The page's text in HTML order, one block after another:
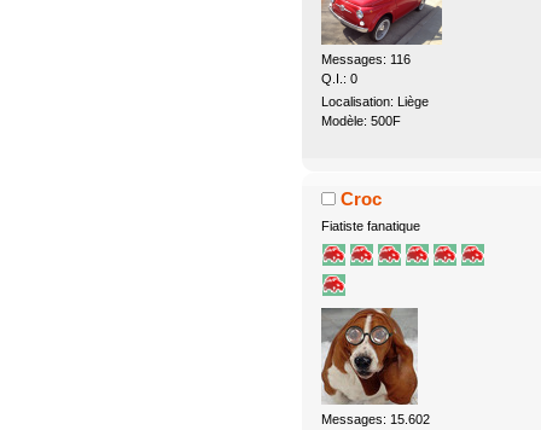
Messages: 116
Q.I.: 0
Localisation: Liège
Modèle: 500F
Croc
Fiatiste fanatique
Messages: 15.602